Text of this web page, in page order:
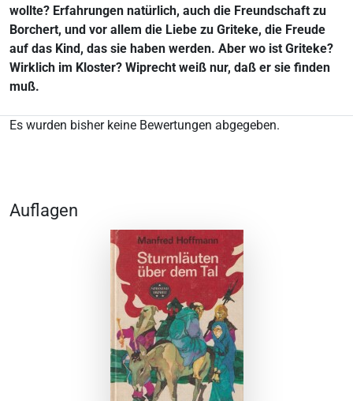
wollte? Erfahrungen natürlich, auch die Freundschaft zu
Borchert, und vor allem die Liebe zu Griteke, die Freude
auf das Kind, das sie haben werden. Aber wo ist Griteke?
Wirklich im Kloster? Wiprecht weiß nur, daß er sie finden
muß.
Es wurden bisher keine Bewertungen abgegeben.
Auflagen